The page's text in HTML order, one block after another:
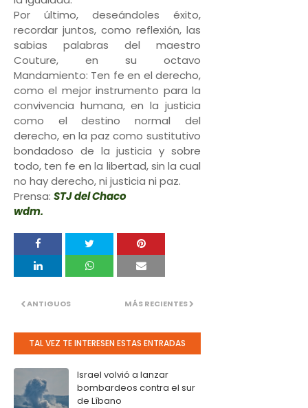
Por último, deseándoles éxito,
recordar juntos, como reflexión, las
sabias palabras del maestro
Couture, en su octavo
Mandamiento: Ten fe en el derecho,
como el mejor instrumento para la
convivencia humana, en la justicia
como el destino normal del
derecho, en la paz como sustitutivo
bondadoso de la justicia y sobre
todo, ten fe en la libertad, sin la cual
no hay derecho, ni justicia ni paz.
Prensa: STJ del Chaco
wdm.
MÁS RECIENTES
ANTIGUOS
TAL VEZ TE INTERESEN ESTAS ENTRADAS
Israel volvió a lanzar
bombardeos contra el sur
de Líbano